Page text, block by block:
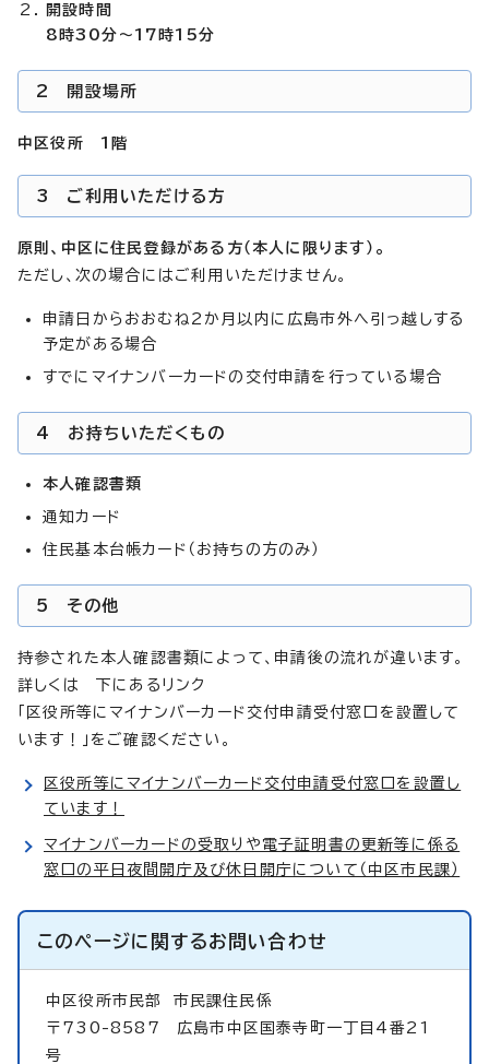
開設時間
8時30分～17時15分
2 開設場所
中区役所 1階
3 ご利用いただける方
原則、中区に住民登録がある方（本人に限ります）。
ただし、次の場合にはご利用いただけません。
申請日からおおむね2か月以内に広島市外へ引っ越しする
予定がある場合
すでにマイナンバーカードの交付申請を行っている場合
4 お持ちいただくもの
本人確認書類
通知カード
住民基本台帳カード（お持ちの方のみ）
5 その他
持参された本人確認書類によって、申請後の流れが違います。
詳しくは 下にあるリンク
「区役所等にマイナンバーカード交付申請受付窓口を設置して
います！」をご確認ください。
区役所等にマイナンバーカード交付申請受付窓口を設置し
ています！
マイナンバーカードの受取りや電子証明書の更新等に係る
窓口の平日夜間開庁及び休日開庁について（中区市民課）
このページに関するお問い合わせ
中区役所市民部 市民課住民係
〒730-8587 広島市中区国泰寺町一丁目4番21
号